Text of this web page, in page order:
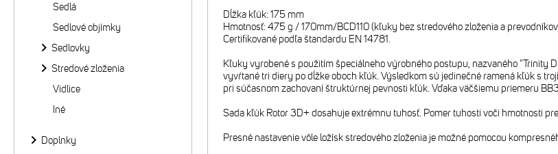
Dĺžka kľúk: 175 mm
Hmotnosť: 475 g / 170mm/BCD110 (kľuky bez stredového zloženia a
Certifikované podľa štandardu EN 14781.
Kľuky vyrobené s použitím špeciálneho výrobného postupu, nazvaného "Trinity
vyvŕtané tri diery po dĺžke oboch kľúk. Výsledkom sú jedinečné ramená kľúk s
pri súčasnom zachovaní štruktúrnej pevnosti kľúk. Vďaka väčšiemu priemeru
Sada kľúk Rotor 3D+ dosahuje extrémnu tuhosť. Pomer tuhosti voči hmotnosti
Presné nastavenie vôle ložísk stredového zloženia je možné pomocou
Sedlá
Sedlové objímky
Sedlovky
Stredové zloženia
Vidlice
Iné
Doplnky